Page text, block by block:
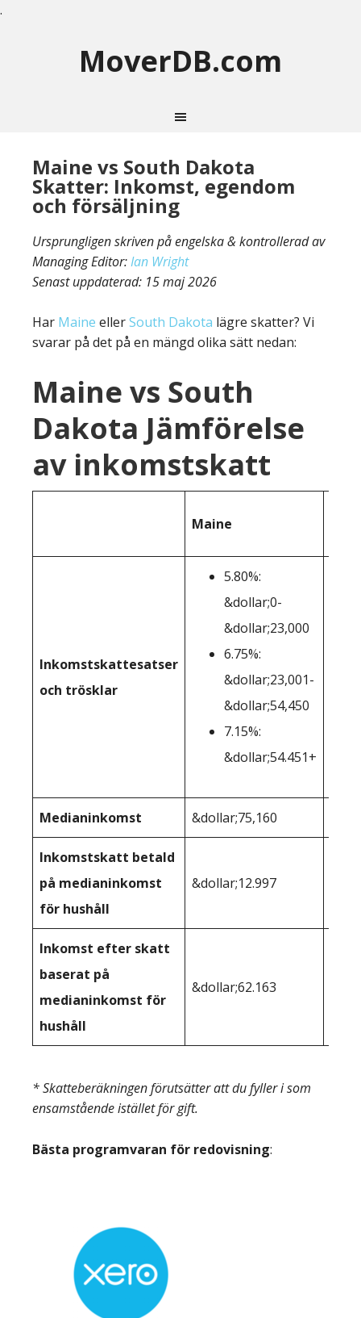
.
MoverDB.com
Maine vs South Dakota
Skatter: Inkomst, egendom
och försäljning
Ursprungligen skriven på engelska & kontrollerad av
Managing Editor:Ian Wright
Senast uppdaterad: 15 maj 2026
Har Maine ellerSouth Dakota lägre skatter? Vi
svarar på det på en mängd olika sätt nedan:
Maine vs South
Dakota Jämförelse
av inkomstskatt
Maine
Inkomstskattesatser
och trösklar
5.80%:
&dollar;0-
&dollar;23,000
6.75%:
&dollar;23,001-
&dollar;54,450
7.15%:
&dollar;54.451+
Medianinkomst &dollar;75,160
Inkomstskatt betald
på medianinkomst
för hushåll
&dollar;12.997
Inkomst efter skatt
baserat på
medianinkomst för
hushåll
&dollar;62.163
* Skatteberäkningen förutsätter att du fyller i som
ensamstående istället för gift.
Bästa programvaran för redovisning: